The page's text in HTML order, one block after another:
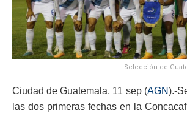
Selección de
Ciudad de Guatemala, 11 sep (AGN).-
las dos primeras fechas en la